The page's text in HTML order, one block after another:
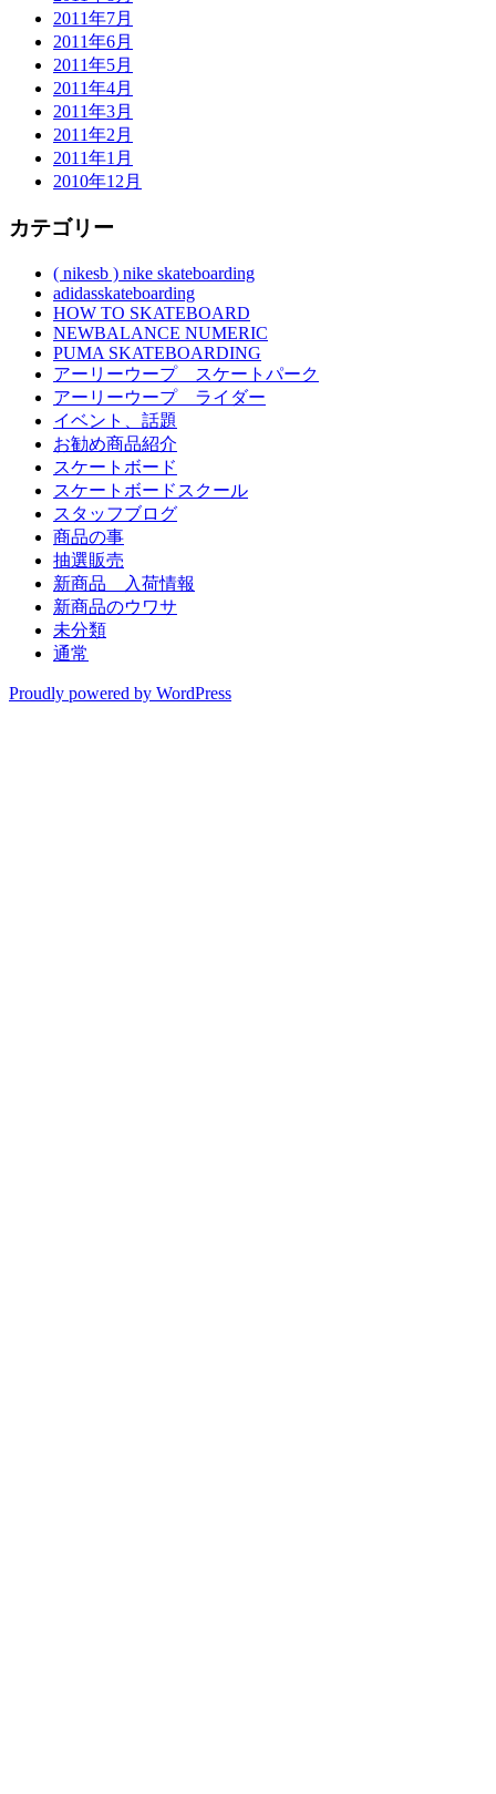
2011年7月
2011年6月
2011年5月
2011年4月
2011年3月
2011年2月
2011年1月
2010年12月
カテゴリー
( nikesb ) nike skateboarding
adidasskateboarding
HOW TO SKATEBOARD
NEWBALANCE NUMERIC
PUMA SKATEBOARDING
アーリーウープ スケートパーク
アーリーウープ ライダー
イベント、話題
お勧め商品紹介
スケートボード
スケートボードスクール
スタッフブログ
商品の事
抽選販売
新商品 入荷情報
新商品のウワサ
未分類
通常
Proudly powered by WordPress